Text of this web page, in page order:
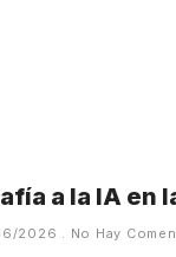
a la IA en
2026 No Hay